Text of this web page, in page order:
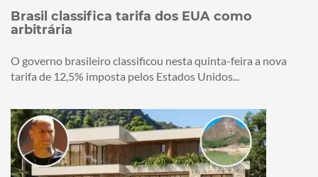
Brasil classifica tarifa dos EUA como
arbitrária
O governo brasileiro classificou nesta quinta-feira a nova
tarifa de 12,5% imposta pelos Estados Unidos...